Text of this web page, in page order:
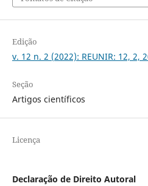
Edição
v. 12 n. 2 (2022): REUNIR: 12, 2,
Seção
Artigos científicos
Licença
Declaração de Direito Autoral